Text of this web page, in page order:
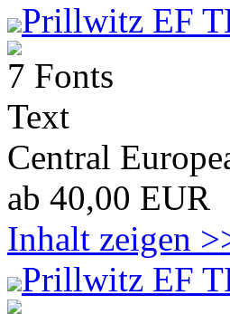
Prillwitz EF
7 Fonts
Text
Central
ab 40,00 EUR
Inhalt zeigen
Prillwitz EF